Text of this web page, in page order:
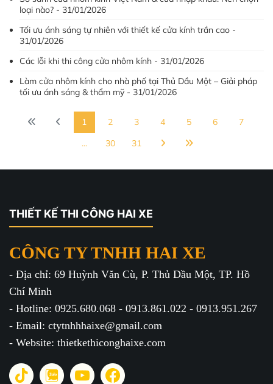
loại nào? - 31/01/2026
Tối ưu ánh sáng tự nhiên với thiết kế cửa kính trần cao -
31/01/2026
Các lỗi khi thi công cửa nhôm kính - 31/01/2026
Làm cửa nhôm kính cho nhà phố tại Thủ Dầu Một – Giải pháp
tối ưu ánh sáng & thẩm mỹ - 31/01/2026
1 2 3 4 5 6
7
...
30 31
THIẾT KẾ THI CÔNG HAI XE
CÔNG TY TNHH HAI XE
- Địa chỉ: 69 Huỳnh Văn Cù, P. Thủ Dầu Một, TP. Hồ
Chí Minh
- Hotline: 0925.680.068 - 0913.861.022 - 0913.951.267
- Email: ctytnhhhaixe@gmail.com
- Website: thietkethiconghaixe.com